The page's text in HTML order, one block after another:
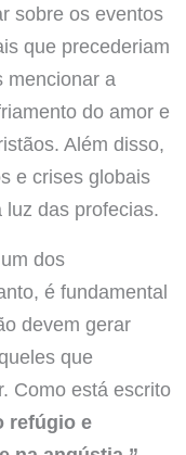
sobre os eventos
que precederiam
mencionar a
do amor e
Além disso,
e crises globais
das profecias.
dos
é fundamental
devem gerar
que
Como está escrito
refúgio e